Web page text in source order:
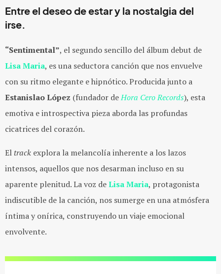
Entre el deseo de estar y la nostalgia del
irse.
“Sentimental”, el segundo sencillo del álbum debut de
Lisa Maria, es una seductora canción que nos envuelve
con su ritmo elegante e hipnótico. Producida junto a
Estanislao López (fundador deHora Cero Records), esta
emotiva e introspectiva pieza aborda las profundas
cicatrices del corazón.
El track explora la melancolía inherente a los lazos
intensos, aquellos que nos desarman incluso en su
aparente plenitud. La voz deLisa Maria, protagonista
indiscutible de la canción, nos sumerge en una atmósfera
íntima y onírica, construyendo un viaje emocional
envolvente.